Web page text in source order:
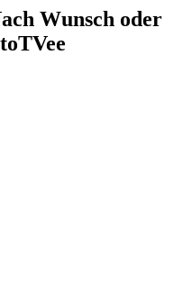
Wunsch oder